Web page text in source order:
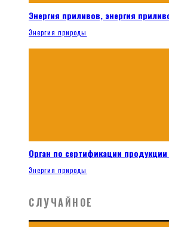
Энергия приливов, энергия
Энергия природы
Орган по сертификации продукции
Энергия природы
СЛУЧАЙНОЕ